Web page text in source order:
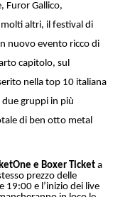
Furor Gallico,
molti altri, il festival di
nuovo evento ricco di
capitolo, sul
nella top 10 italiana
gruppi in più
di ben otto metal
e Boxer Ticket a
prezzo delle
19:00 e l’inizio dei live